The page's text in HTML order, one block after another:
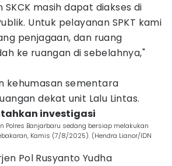
SKCK masih dapat diakses di
Untuk pelayanan SPKT kami
penjagaan, dan ruang
ke ruangan di sebelahnya,"
kehumasan sementara
dekat unit Lalu Lintas.
investigasi
Polres Banjarbaru sedang bersiap melakukan
Kamis (7/8/2025). (Hendra Lianor/IDN
Pol Rusyanto Yudha